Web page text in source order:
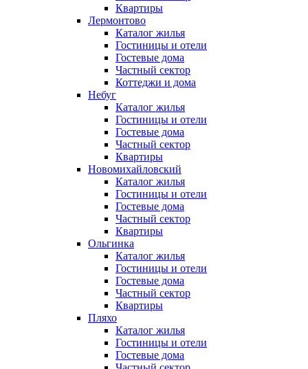
Квартиры
Лермонтово
Каталог жилья
Гостиницы и отели
Гостевые дома
Частный сектор
Коттеджи и дома
Небуг
Каталог жилья
Гостиницы и отели
Гостевые дома
Частный сектор
Квартиры
Новомихайловский
Каталог жилья
Гостиницы и отели
Гостевые дома
Частный сектор
Квартиры
Ольгинка
Каталог жилья
Гостиницы и отели
Гостевые дома
Частный сектор
Квартиры
Пляхо
Каталог жилья
Гостиницы и отели
Гостевые дома